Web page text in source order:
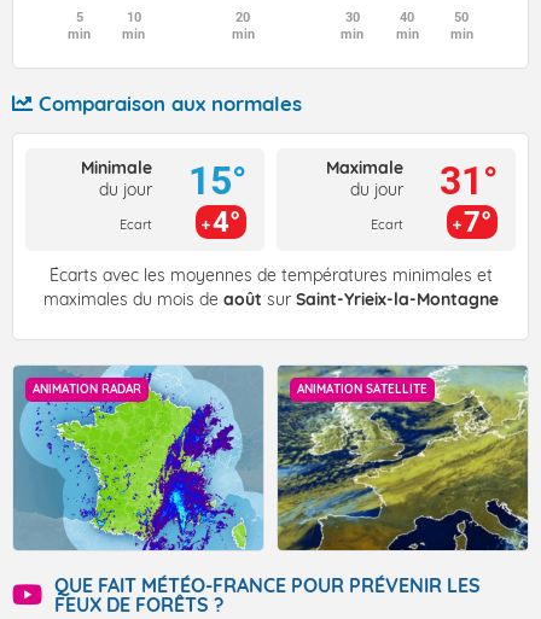
5
min
10
min
20
min
30
min
40
min
50
min
Comparaison aux normales
Minimale
du jour
Ecart
15°
4°
Maximale
du jour
Ecart
31°
7°
Écarts avec les moyennes de températures minimales et
maximales du mois de août sur Saint-Yrieix-la-Montagne
ANIMATION RADAR ANIMATION SATELLITE
QUE FAIT MÉTÉO-FRANCE POUR PRÉVENIR LES
FEUX DE FORÊTS ?